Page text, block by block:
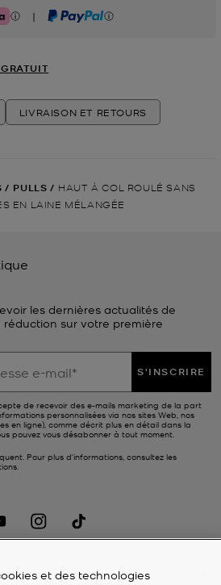
| PayPal
LIVRAISON ET RETOURS
/ PULLS / HAUT À COL ROULÉ SANS
EN LAINE MÉLANGÉE
les dernières actualités de
réduction sur votre première
S'INSCRIRE
de recevoir des e-mails marketing de la part
personnalisées via nos sites Web, nos
en ligne), comme décrit plus en détail dans la
pouvez vous désabonner à tout moment.
Pour plus d’informations, consultez les
et des technologies